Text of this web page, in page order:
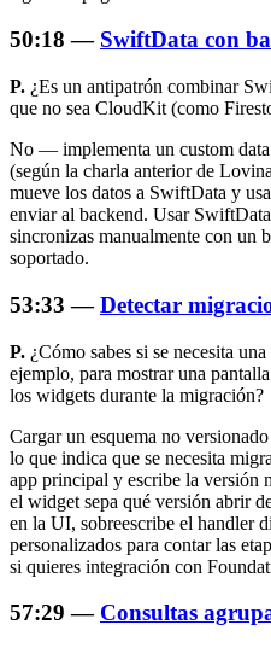
50:18 — SwiftData con
P. ¿Es un antipatrón combinar
que no sea CloudKit (como
No — implementa un custom
(según la charla anterior de
mueve los datos a SwiftData y
enviar al backend. Usar
sincronizas manualmente con un
soportado.
53:33 —Detectar
P. ¿Cómo sabes si se necesita
ejemplo, para mostrar una
los widgets durante la migración?
Cargar un esquema no
lo que indica que se necesita
app principal y escribe la versión
el widget sepa qué versión abrir
en la UI, sobreescribe el handler
personalizados para contar las
si quieres integración con
57:29 — Consultas